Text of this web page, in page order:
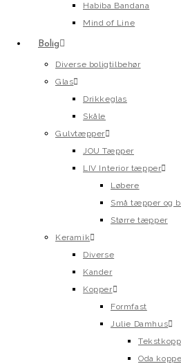
Habiba Bandana
Mind of Line
Bolig
Diverse boligtilbehør
Glas
Drikkeglas
Skåle
Gulvtæpper
JOU Tæpper
LIV Interior tæpper
Løbere
Små tæpper og
Større tæpper
Keramik
Diverse
Kander
Kopper
Formfast
Julie Damhus
Oda